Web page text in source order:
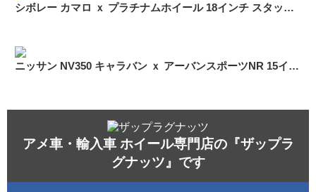
シボレー カマロ ｘ プラチナムホイール 18インチ スタッドレス
ニッサン NV350 キャラバン ｘ アーバンスポーツNR 15インチ スタッドレス
アメ車・輸入車 ホイール専門店の『ザップラ
グナッツ』です